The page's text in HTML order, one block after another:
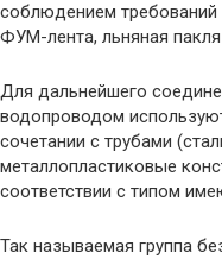
соблюдением требований
ФУМ-лента, льняная
Для дальнейшего
водопроводом
сочетании с трубами
металлопластиковые
соответствии с типом
Так называемая группа